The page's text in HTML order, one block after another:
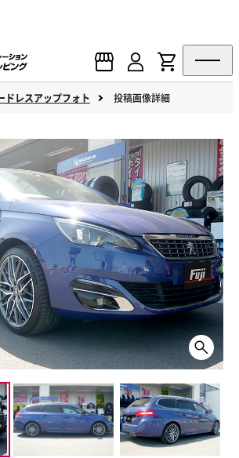
ドレスアップフォト 投稿画像詳細